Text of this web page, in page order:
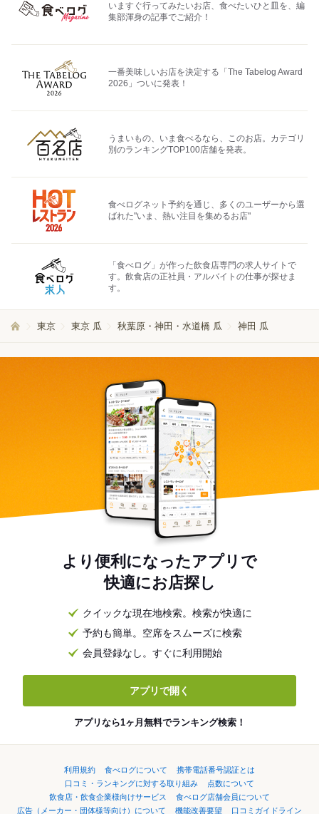
いますぐ行ってみたいお店、食べたいひと皿を、編
集部渾身の記事でご紹介！
一番美味しいお店を決定する「The Tabelog Award
2026」ついに発表！
うまいもの、いま食べるなら、このお店。カテゴリ
別のランキングTOP100店舗を発表。
食べログネット予約を通じ、多くのユーザーから選
ばれた"いま、熱い注目を集めるお店"
「食べログ」が作った飲食店専門の求人サイトで
す。飲食店の正社員・アルバイトの仕事が探せま
す。
東京 東京 瓜 秋葉原・神田・水道橋 瓜 神田 瓜
より便利になったアプリで
快適にお店探し
クイックな現在地検索。検索が快適に
予約も簡単。空席をスムーズに検索
会員登録なし。すぐに利用開始
アプリで開く
アプリなら1ヶ月無料でランキング検索！
利用規約 食べログについて
携帯電話番号認証とは
口コミ・ランキングに対する取り組み
点数について
飲食店・飲食企業様向けサービス
食べログ店舗会員について
広告（メーカー・団体様等向け）について
機能改善要望 口コミガイドライン